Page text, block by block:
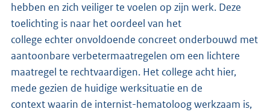
hebben en zich veiliger te voelen op zijn werk. Deze
toelichting is naar het oordeel van het
college echter onvoldoende concreet onderbouwd met
aantoonbare verbetermaatregelen om een lichtere
maatregel te rechtvaardigen. Het college acht hier,
mede gezien de huidige werksituatie en de
context waarin de internist-hematoloog werkzaam is,